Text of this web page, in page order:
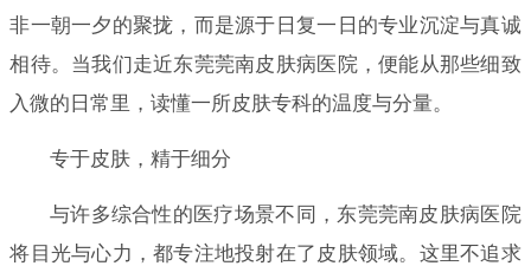
非一朝一夕的聚拢，而是源于日复一日的专业沉淀与真诚
相待。当我们走近东莞莞南皮肤病医院，便能从那些细致
入微的日常里，读懂一所皮肤专科的温度与分量。
专于皮肤，精于细分
与许多综合性的医疗场景不同，东莞莞南皮肤病医院
将目光与心力，都专注地投射在了皮肤领域。这里不追求